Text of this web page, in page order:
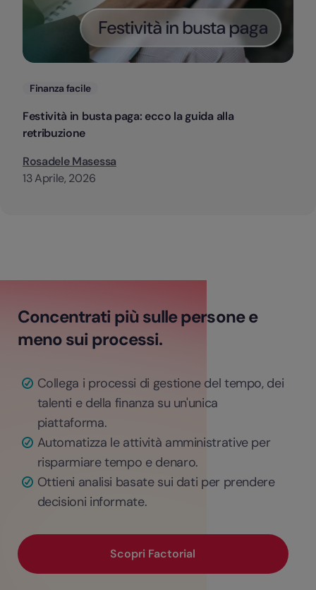
Categorie
Finanza facile
Festività in busta paga: ecco la guida alla
retribuzione
Rosadele Masessa
13 Aprile, 2026
Concentrati più sulle persone e
meno sui processi.
Collega i processi di gestione del tempo, dei
talenti e della finanza su un'unica
piattaforma.
Automatizza le attività amministrative per
risparmiare tempo e denaro.
Ottieni analisi basate sui dati per prendere
decisioni informate.
Scopri Factorial